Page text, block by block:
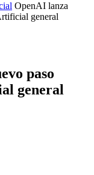
OpenAI lanza
general
paso
general